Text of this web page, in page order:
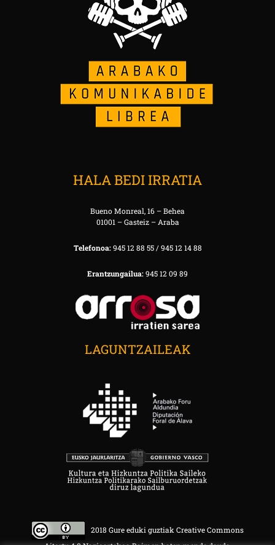
HALA BEDI IRRATIA
Bueno Monreal, 16 – Behea
01001 – Gasteiz – Araba
Telefonoa:945 12 88 55 / 945 12 14 88
Erantzungailua:945 12 09 89
LAGUNTZAILEAK
2018 Gure eduki guztiak Creative Commons